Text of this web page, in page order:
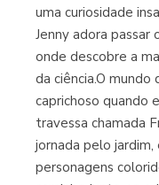
uma curiosidade
Jenny adora passar
onde descobre a
da ciência.O
caprichoso quando
travessa chamada
jornada pelo
personagens